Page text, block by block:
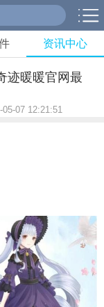
资讯中心
迹暖暖官网最
05-07 12:21:51